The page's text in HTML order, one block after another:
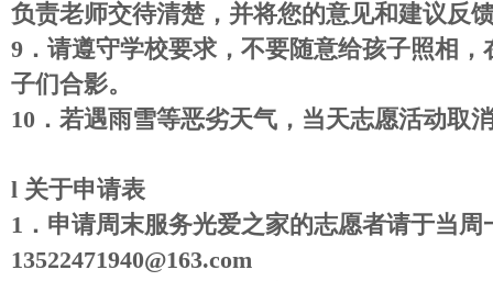
负责老师交待清楚，并将您的意见和建议反
9 ． 请遵守学校要求，不要随意给孩子照相
子们合影。
10 ． 若遇雨雪等恶劣天气，当天志愿活动取
l 关于申请表
1 ． 申请周末服务光爱之家的志愿者请于当
13522471940@163.com